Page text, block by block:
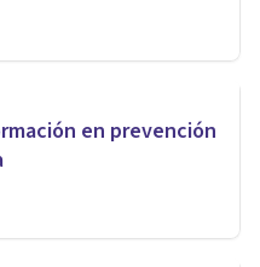
en prevención